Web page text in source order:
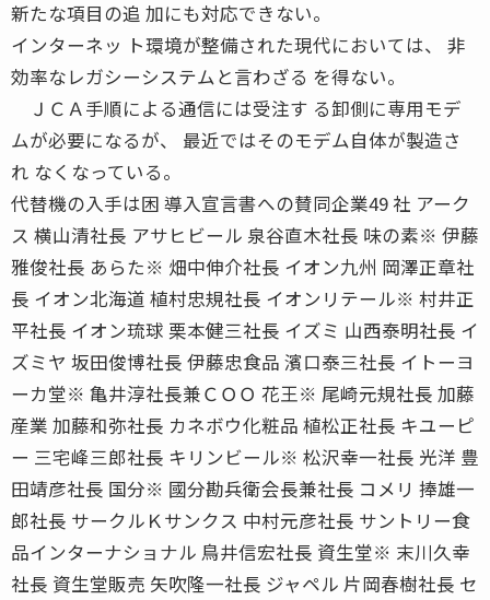
新たな項目の追 加にも対応できない。
インターネッ ト環境が整備された現代においては、 非
効率なレガシーシステムと言わざる を得ない。
ＪＣＡ手順による通信には受注す る卸側に専用モデ
ムが必要になるが、 最近ではそのモデム自体が製造さ
れ なくなっている。
代替機の入手は困 導入宣言書への賛同企業49 社 アーク
ス 横山清社長 アサヒビール 泉谷直木社長 味の素※ 伊藤
雅俊社長 あらた※ 畑中伸介社長 イオン九州 岡澤正章社
長 イオン北海道 植村忠規社長 イオンリテール※ 村井正
平社長 イオン琉球 栗本健三社長 イズミ 山西泰明社長 イ
ズミヤ 坂田俊博社長 伊藤忠食品 濱口泰三社長 イトーヨ
ーカ堂※ 亀井淳社長兼ＣＯＯ 花王※ 尾崎元規社長 加藤
産業 加藤和弥社長 カネボウ化粧品 植松正社長 キユーピ
ー 三宅峰三郎社長 キリンビール※ 松沢幸一社長 光洋 豊
田靖彦社長 国分※ 國分勘兵衛会長兼社長 コメリ 捧雄一
郎社長 サークルＫサンクス 中村元彦社長 サントリー食
品インターナショナル 鳥井信宏社長 資生堂※ 末川久幸
社長 資生堂販売 矢吹隆一社長 ジャペル 片岡春樹社長 セ